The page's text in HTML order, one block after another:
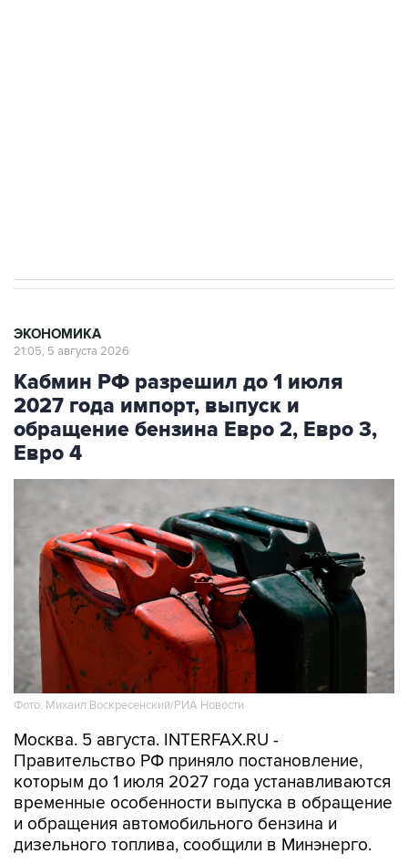
ЭКОНОМИКА
21:05, 5 августа 2026
Кабмин РФ разрешил до 1 июля
2027 года импорт, выпуск и
обращение бензина Евро 2, Евро 3,
Евро 4
Фото: Михаил Воскресенский/РИА Новости
Москва. 5 августа. INTERFAX.RU -
Правительство РФ приняло постановление,
которым до 1 июля 2027 года устанавливаются
временные особенности выпуска в обращение
и обращения автомобильного бензина и
дизельного топлива, сообщили в Минэнерго.